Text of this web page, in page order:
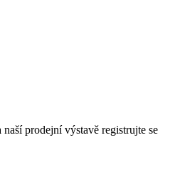
prodejní výstavě registrujte se